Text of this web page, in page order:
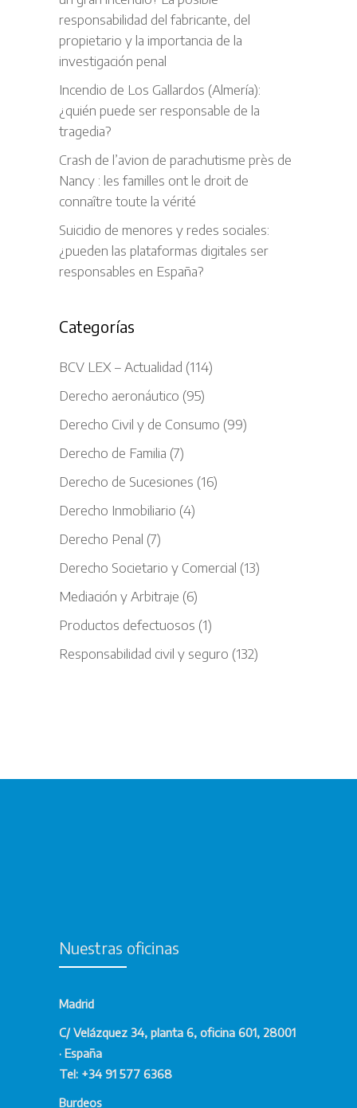
responsabilidad del fabricante, del
propietario y la importancia de la
investigación penal
Incendio de Los Gallardos (Almería):
¿quién puede ser responsable de la
tragedia?
Crash de l’avion de parachutisme près de
Nancy : les familles ont le droit de
connaître toute la vérité
Suicidio de menores y redes sociales:
¿pueden las plataformas digitales ser
responsables en España?
Categorías
BCV LEX – Actualidad (114)
Derecho aeronáutico (95)
Derecho Civil y de Consumo (99)
Derecho de Familia (7)
Derecho de Sucesiones (16)
Derecho Inmobiliario (4)
Derecho Penal (7)
Derecho Societario y Comercial (13)
Mediación y Arbitraje (6)
Productos defectuosos (1)
Responsabilidad civil y seguro (132)
Nuestras oficinas
Madrid
C/ Velázquez 34, planta 6, oficina 601, 28001
· España
Tel: +34 91 577 6368
Burdeos